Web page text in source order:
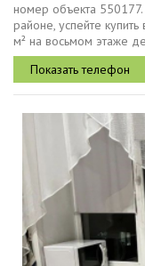
номер объекта
районе, успейте
м² на восьмом этаже
планировка включает